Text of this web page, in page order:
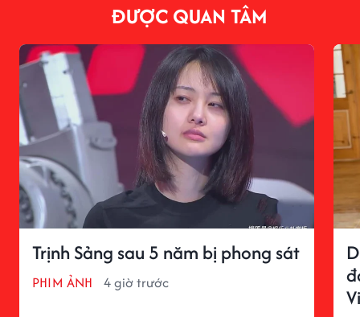
ĐƯỢC QUAN TÂM
Trịnh Sảng sau 5 năm bị phong sát
PHIM ẢNH 4 giờ trước